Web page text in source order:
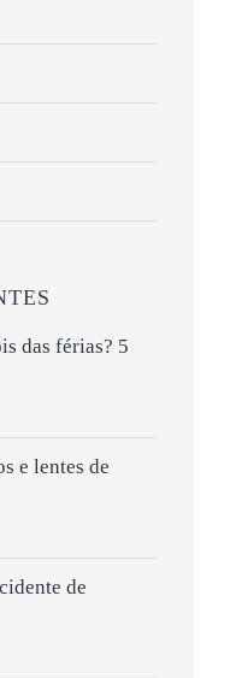
das férias? 5
e lentes de
de